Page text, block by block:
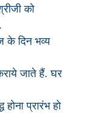
को
के दिन भव्य
जाते हैं. घर
प्रारंभ हो